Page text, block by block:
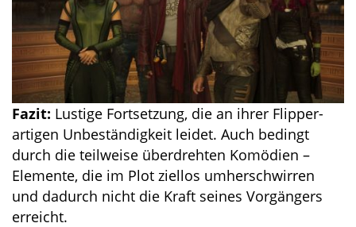
Fazit: Lustige Fortsetzung, die an ihrer Flipper-
artigen Unbeständigkeit leidet. Auch bedingt
durch die teilweise überdrehten Komödien –
Elemente, die im Plot ziellos umherschwirren
und dadurch nicht die Kraft seines Vorgängers
erreicht.